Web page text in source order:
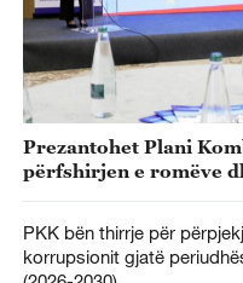
Prezantohet Plani
përfshirjen e romëve
PKK bën thirrje për
korrupsionit gjatë